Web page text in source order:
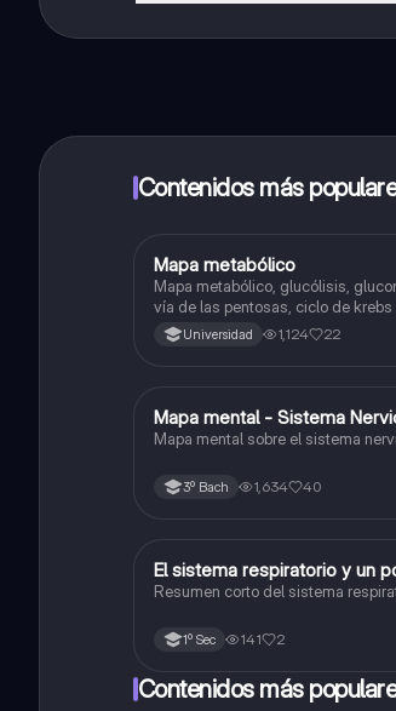
inmeditamente. Puedes ganar
Contenidos más
Biología
Mapa metabólico
Mapa metabólico, glucólisis,
vía de las pentosas, ciclo de krebs
Universidad 1,124 22
Biología
Mapa mental - Sistema
Mapa mental sobre el sistema
3º Bach 1,634 40
Biología El
Resumen corto del sistema
1º Sec 141 2
Contenidos más